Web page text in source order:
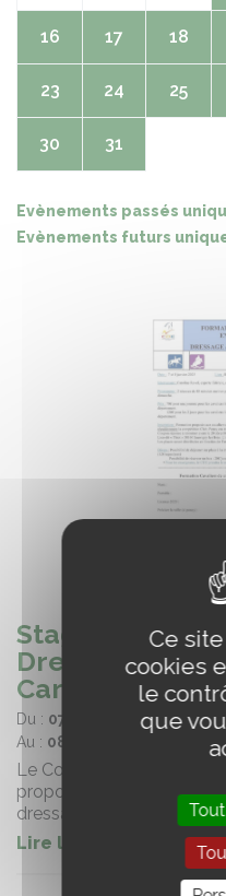
16 17 18
23 24 25
30 31
Evènements passés
Evènements futurs
Stage
Dressage/
Caroline Ravel
Du : 07/01/2023
Au : 08/01/2023
Le Comité
propose de retrouver
dressage / obstacle /
Lire la suite
Ce
cookies
le
que